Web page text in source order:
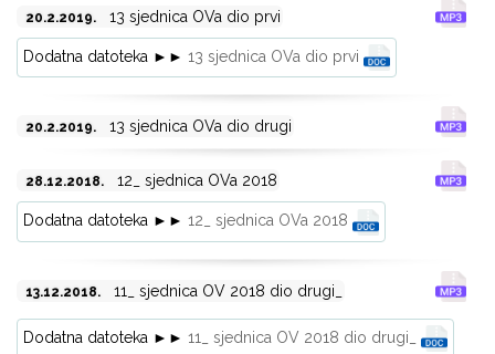
20.2.2019. 13 sjednica OVa dio prvi
Dodatna datoteka ►► 13 sjednica OVa dio prvi
20.2.2019. 13 sjednica OVa dio drugi
28.12.2018. 12_ sjednica OVa 2018
Dodatna datoteka ►► 12_ sjednica OVa 2018
13.12.2018. 11_ sjednica OV 2018 dio drugi_
Dodatna datoteka ►► 11_ sjednica OV 2018 dio drugi_